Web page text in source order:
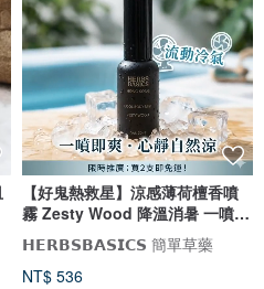
【好鬼熱救星】涼感薄荷檀香噴
霧 Zesty Wood 降溫消暑 一噴即
爽
𝗛𝗘𝗥𝗕𝗦𝗕𝗔𝗦𝗜𝗖𝗦 簡單草藥
NT$ 536